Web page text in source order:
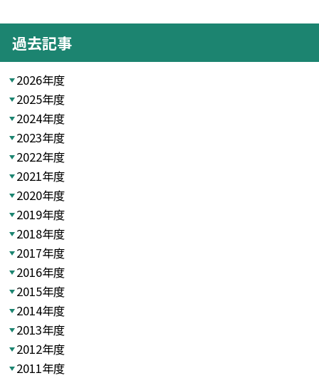
過去記事
2026年度
2025年度
2024年度
2023年度
2022年度
2021年度
2020年度
2019年度
2018年度
2017年度
2016年度
2015年度
2014年度
2013年度
2012年度
2011年度